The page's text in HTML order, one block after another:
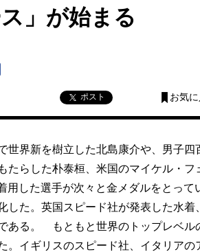
」が始まる
ポスト お気
界新を樹立した北島康介や、男子四
たらした朴泰桓、米国のマイケル・フ
用した選手が次々と金メダルをとっ
した。英国スピード社が発表した水着
ある。 もともと世界のトップレベル
。イギリスのスピード社、イタリアの